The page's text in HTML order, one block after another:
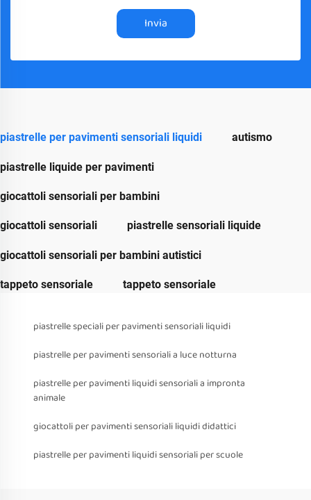
Invia
piastrelle per pavimenti sensoriali liquidi autismo
piastrelle liquide per pavimenti
giocattoli sensoriali per bambini
giocattoli sensoriali piastrelle sensoriali liquide
giocattoli sensoriali per bambini autistici
tappeto sensoriale tappeto sensoriale
piastrelle speciali per pavimenti sensoriali liquidi
piastrelle per pavimenti sensoriali a luce notturna
piastrelle per pavimenti liquidi sensoriali a impronta
animale
giocattoli per pavimenti sensoriali liquidi didattici
piastrelle per pavimenti liquidi sensoriali per scuole